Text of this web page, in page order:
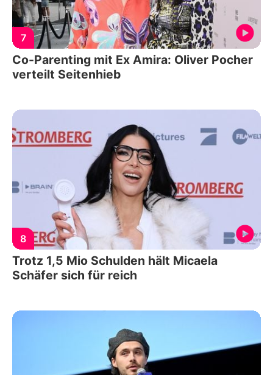
7
Co-Parenting mit Ex Amira: Oliver Pocher
verteilt Seitenhieb
8
Trotz 1,5 Mio Schulden hält Micaela
Schäfer sich für reich